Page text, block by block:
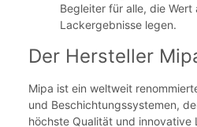
Begleiter für alle, die
Lackergebnisse legen.
Der Hersteller
Mipa ist ein weltweit
und Beschichtungssystemen,
höchste Qualität und innovative